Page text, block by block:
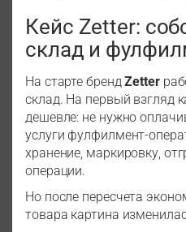
Кейс Zetter:
склад и
На старте брендZetter
склад. На первый взгляд
дешевле: не нужно
услуги фулфилмент-
хранение, маркировку,
операции.
Но после пересчета
товара картина